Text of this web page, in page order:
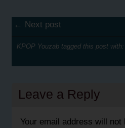
← Next post
KPOP Youzab tagged this post with:
Leave a Reply
Your email address will not